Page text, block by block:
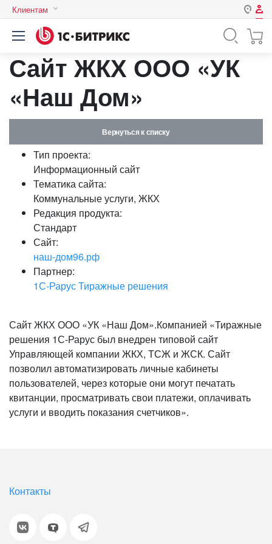
Клиентам
Казахстан
Авторизация
Нет аккаунта?Зарегистрироваться
Логин
Пароль
Запомнить меня на этом
Забыли свой пароль?
или войдите с помощью
Сайт ЖКХ ООО «УК
«Наш Дом»
Вернуться к списку
Тип проекта:
Информационный сайт
Тематика сайта:
Коммунальные услуги, ЖКХ
Редакция продукта:
Стандарт
Сайт:
наш-дом96.рф
Партнер:
1С-Рарус Тиражные решения
Сайт ЖКХ ООО «УК «Наш Дом».Компанией «Тиражные
решения 1С-Рарус был внедрен типовой сайт
Управляющей компании ЖКХ, ТСЖ и ЖСК. Сайт
позволил автоматизировать личные кабинеты
пользователей, через которые они могут печатать
квитанции, просматривать свои платежи, оплачивать
услуги и вводить показания счетчиков».
Контакты